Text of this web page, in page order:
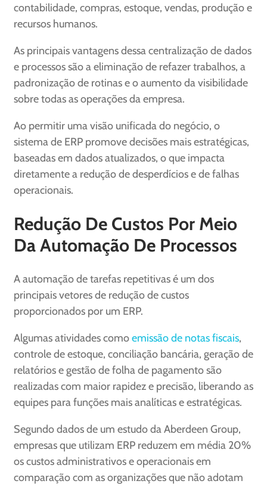
contabilidade, compras, estoque, vendas, produção e
recursos humanos.
As principais vantagens dessa centralização de dados
e processos são a eliminação de refazer trabalhos, a
padronização de rotinas e o aumento da visibilidade
sobre todas as operações da empresa.
Ao permitir uma visão unificada do negócio, o
sistema de ERP promove decisões mais estratégicas,
baseadas em dados atualizados, o que impacta
diretamente a redução de desperdícios e de falhas
operacionais.
Redução De Custos Por Meio
Da Automação De Processos
A automação de tarefas repetitivas é um dos
principais vetores de redução de custos
proporcionados por um ERP.
Algumas atividades comoemissão de notas fiscais,
controle de estoque, conciliação bancária, geração de
relatórios e gestão de folha de pagamento são
realizadas com maior rapidez e precisão, liberando as
equipes para funções mais analíticas e estratégicas.
Segundo dados de um estudo da Aberdeen Group,
empresas que utilizam ERP reduzem em média 20%
os custos administrativos e operacionais em
comparação com as organizações que não adotam